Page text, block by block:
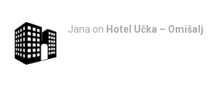
Jana on Hotel Učka – Omišalj